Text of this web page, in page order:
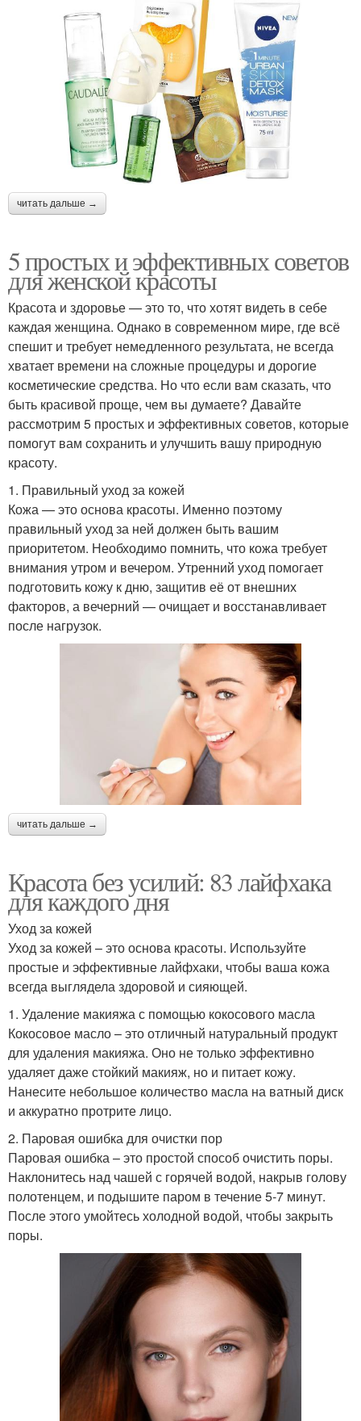
читать дальше →
5 простых и эффективных советов
для женской красоты
Красота и здоровье — это то, что хотят видеть в себе
каждая женщина. Однако в современном мире, где всё
спешит и требует немедленного результата, не всегда
хватает времени на сложные процедуры и дорогие
косметические средства. Но что если вам сказать, что
быть красивой проще, чем вы думаете? Давайте
рассмотрим 5 простых и эффективных советов, которые
помогут вам сохранить и улучшить вашу природную
красоту.
1. Правильный уход за кожей
Кожа — это основа красоты. Именно поэтому
правильный уход за ней должен быть вашим
приоритетом. Необходимо помнить, что кожа требует
внимания утром и вечером. Утренний уход помогает
подготовить кожу к дню, защитив её от внешних
факторов, а вечерний — очищает и восстанавливает
после нагрузок.
читать дальше →
Красота без усилий: 83 лайфхака
для каждого дня
Уход за кожей
Уход за кожей – это основа красоты. Используйте
простые и эффективные лайфхаки, чтобы ваша кожа
всегда выглядела здоровой и сияющей.
1. Удаление макияжа с помощью кокосового масла
Кокосовое масло – это отличный натуральный продукт
для удаления макияжа. Оно не только эффективно
удаляет даже стойкий макияж, но и питает кожу.
Нанесите небольшое количество масла на ватный диск
и аккуратно протрите лицо.
2. Паровая ошибка для очистки пор
Паровая ошибка – это простой способ очистить поры.
Наклонитесь над чашей с горячей водой, накрыв голову
полотенцем, и подышите паром в течение 5-7 минут.
После этого умойтесь холодной водой, чтобы закрыть
поры.